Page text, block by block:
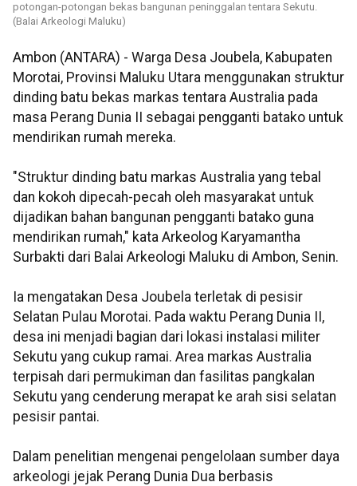
potongan-potongan bekas bangunan peninggalan tentara Sekutu.
(Balai Arkeologi Maluku)
Ambon (ANTARA) - Warga Desa Joubela, Kabupaten
Morotai, Provinsi Maluku Utara menggunakan struktur
dinding batu bekas markas tentara Australia pada
masa Perang Dunia II sebagai pengganti batako untuk
mendirikan rumah mereka.
"Struktur dinding batu markas Australia yang tebal
dan kokoh dipecah-pecah oleh masyarakat untuk
dijadikan bahan bangunan pengganti batako guna
mendirikan rumah," kata Arkeolog Karyamantha
Surbakti dari Balai Arkeologi Maluku di Ambon, Senin.
Ia mengatakan Desa Joubela terletak di pesisir
Selatan Pulau Morotai. Pada waktu Perang Dunia II,
desa ini menjadi bagian dari lokasi instalasi militer
Sekutu yang cukup ramai. Area markas Australia
terpisah dari permukiman dan fasilitas pangkalan
Sekutu yang cenderung merapat ke arah sisi selatan
pesisir pantai.
Dalam penelitian mengenai pengelolaan sumber daya
arkeologi jejak Perang Dunia Dua berbasis